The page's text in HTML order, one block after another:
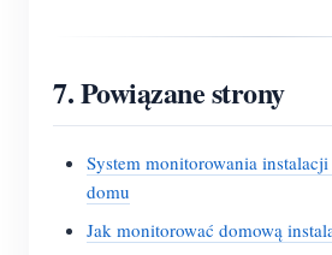
7. Powiązane strony
System monitorowania
domu
Jak monitorować domową